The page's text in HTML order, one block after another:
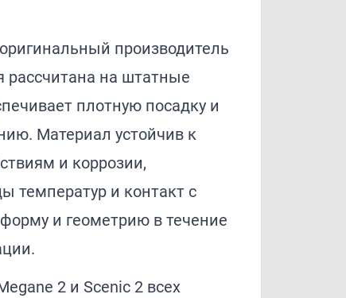
производитель
рассчитана на штатные
плотную посадку и
Материал устойчив к
и коррозии,
температур и контакт с
и геометрию в течение
2 и Scenic 2 всех